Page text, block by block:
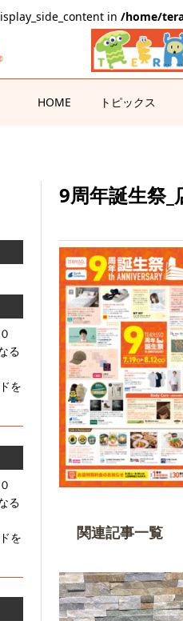
in /home/
HOME トピックス
9周年誕生祭_
関連記事一覧
る
を
る
を